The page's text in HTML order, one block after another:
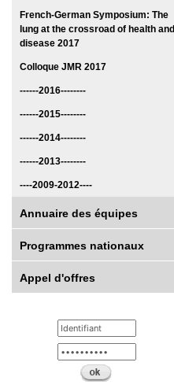
French-German Symposium: The
lung at the crossroad of health and
disease 2017
Colloque JMR 2017
------2016--------
------2015--------
------2014--------
------2013--------
----2009-2012----
Annuaire des équipes
Programmes nationaux
Appel d'offres